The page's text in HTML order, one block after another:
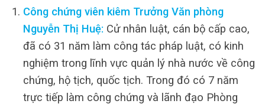
Công chứng viên kiêm Trưởng Văn phòng
Nguyễn Thị Huệ: Cử nhân luật, cán bộ cấp cao,
đã có 31 năm làm công tác pháp luật, có kinh
nghiệm trong lĩnh vực quản lý nhà nước về công
chứng, hộ tịch, quốc tịch. Trong đó có 7 năm
trực tiếp làm công chứng và lãnh đạo Phòng